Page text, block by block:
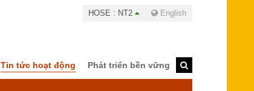
HOSE : NT2 English
Tin tức hoạt động Phát triển bền vững